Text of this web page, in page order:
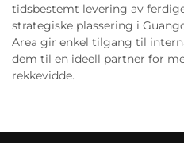
tidsbestemt levering av
strategiske plassering i
Area gir enkel tilgang til
dem til en ideell partner for
rekkevidde.